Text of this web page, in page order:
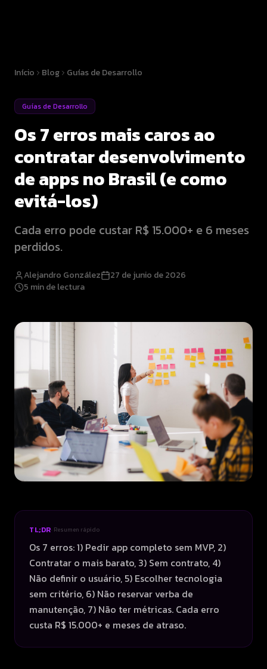
Início Blog Guías de Desarrollo
Guías de Desarrollo
Os 7 erros mais caros ao
contratar desenvolvimento
de apps no Brasil (e como
evitá-los)
Cada erro pode custar R$ 15.000+ e 6 meses
perdidos.
Alejandro González
27 de junio de 2026
5 min de lectura
TL;DR· Resumen rápido
Os 7 erros: 1) Pedir app completo sem MVP, 2)
Contratar o mais barato, 3) Sem contrato, 4)
Não definir o usuário, 5) Escolher tecnologia
sem critério, 6) Não reservar verba de
manutenção, 7) Não ter métricas. Cada erro
custa R$ 15.000+ e meses de atraso.